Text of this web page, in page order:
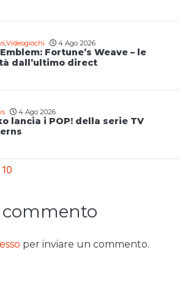
,Videogiochi 4 Ago 2026
Fortune’s Weave – le
dall’ultimo direct
4 Ago 2026
lancia i POP! della serie TV
commento
per inviare un commento.